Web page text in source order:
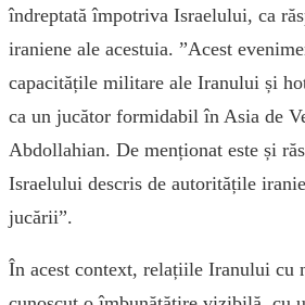
îndreptată împotriva Israelului, ca
iraniene ale acestuia. ”Acest
capacitățile militare ale Iranului și
ca un jucător formidabil în Asia de
Abdollahian. De menționat este și
Israelului descris de autoritățile
jucării”.
În acest context, relațiile Iranului cu